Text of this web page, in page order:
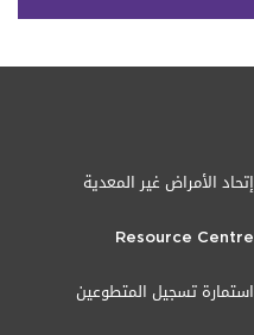
إتحاد الأمراض غير المعدية
Resource Centre
استمارة تسجيل المتطوعين